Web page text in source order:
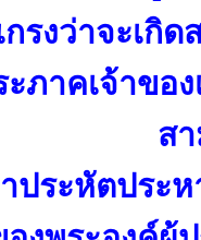
กรงว่าจะเกิ
ภาคเจ้าขอ
ส
ประหัตประ